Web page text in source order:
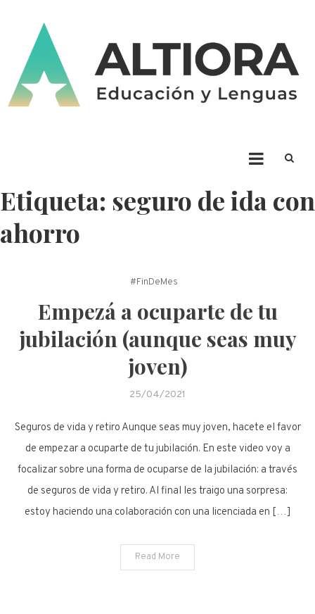
ALTIORA – Educación y
Lenguas
Etiqueta: seguro de ida con
ahorro
#FinDeMes
Empezá a ocuparte de tu
jubilación (aunque seas muy
joven)
25/04/2021
Seguros de vida y retiro Aunque seas muy joven, hacete el favor
de empezar a ocuparte de tu jubilación. En este video voy a
focalizar sobre una forma de ocuparse de la jubilación: a través
de seguros de vida y retiro. Al final les traigo una sorpresa:
estoy haciendo una colaboración con una licenciada en […]
Read More